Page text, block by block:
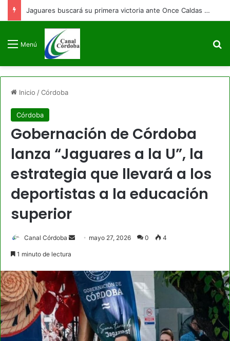
Jaguares buscará su primera victoria ante Once Caldas en Montería
Menú
Inicio /Córdoba
Córdoba
Gobernación de Córdoba
lanza “Jaguares a la U”, la
estrategia que llevará a los
deportistas a la educación
superior
Canal Córdoba
Send mayo 27, 2026 0 4
1 minuto de lectura